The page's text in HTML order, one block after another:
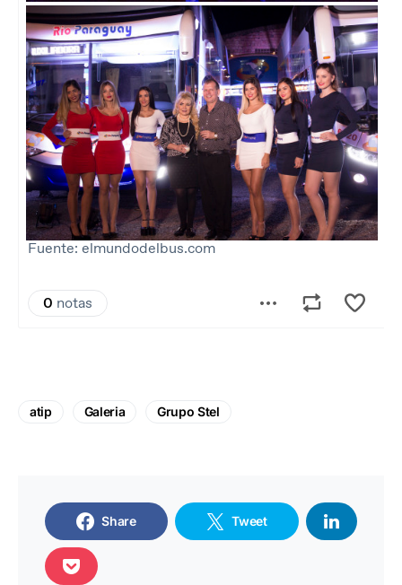
atip Galeria Grupo Stel
Share Tweet